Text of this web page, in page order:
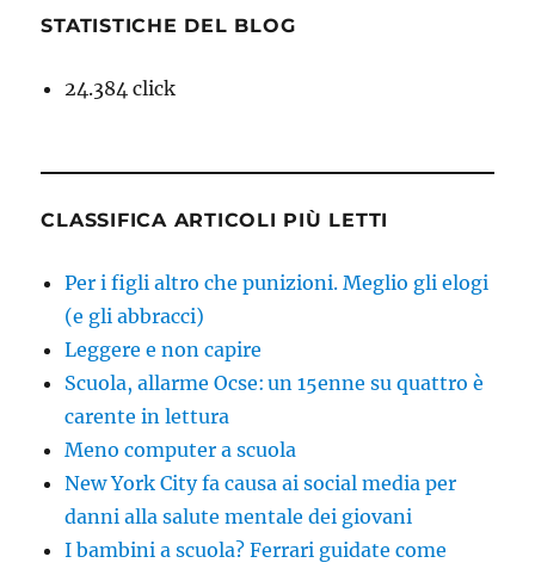
STATISTICHE DEL BLOG
24.384 click
CLASSIFICA ARTICOLI PIÙ LETTI
Per i figli altro che punizioni. Meglio gli elogi
(e gli abbracci)
Leggere e non capire
Scuola, allarme Ocse: un 15enne su quattro è
carente in lettura
Meno computer a scuola
New York City fa causa ai social media per
danni alla salute mentale dei giovani
I bambini a scuola? Ferrari guidate come